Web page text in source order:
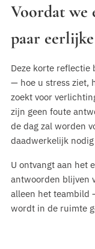
Voordat we
paar
Deze korte reflectie
— hoe u stress ziet,
zoekt voor
zijn geen foute
de dag zal worden
daadwerkelijk
U ontvangt aan het
antwoorden blijven
alleen het teambild
wordt in de ruimte